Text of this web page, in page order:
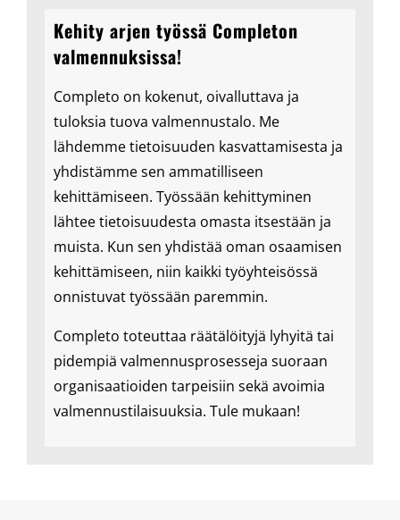
Kehity arjen työssä Completon
valmennuksissa!
Completo on kokenut, oivalluttava ja
tuloksia tuova valmennustalo. Me
lähdemme tietoisuuden kasvattamisesta ja
yhdistämme sen ammatilliseen
kehittämiseen. Työssään kehittyminen
lähtee tietoisuudesta omasta itsestään ja
muista. Kun sen yhdistää oman osaamisen
kehittämiseen, niin kaikki työyhteisössä
onnistuvat työssään paremmin.
Completo toteuttaa räätälöityjä lyhyitä tai
pidempiä valmennusprosesseja suoraan
organisaatioiden tarpeisiin sekä avoimia
valmennustilaisuuksia. Tule mukaan!